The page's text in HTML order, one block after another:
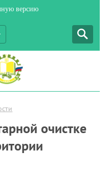
версию
очистке